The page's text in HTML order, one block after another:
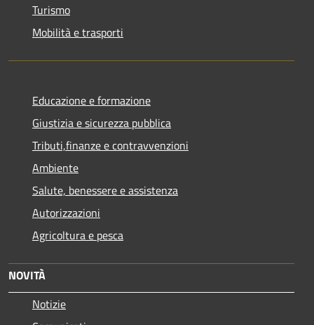
Turismo
Mobilità e trasporti
Educazione e formazione
Giustizia e sicurezza pubblica
Tributi,finanze e contravvenzioni
Ambiente
Salute, benessere e assistenza
Autorizzazioni
Agricoltura e pesca
NOVITÀ
Notizie